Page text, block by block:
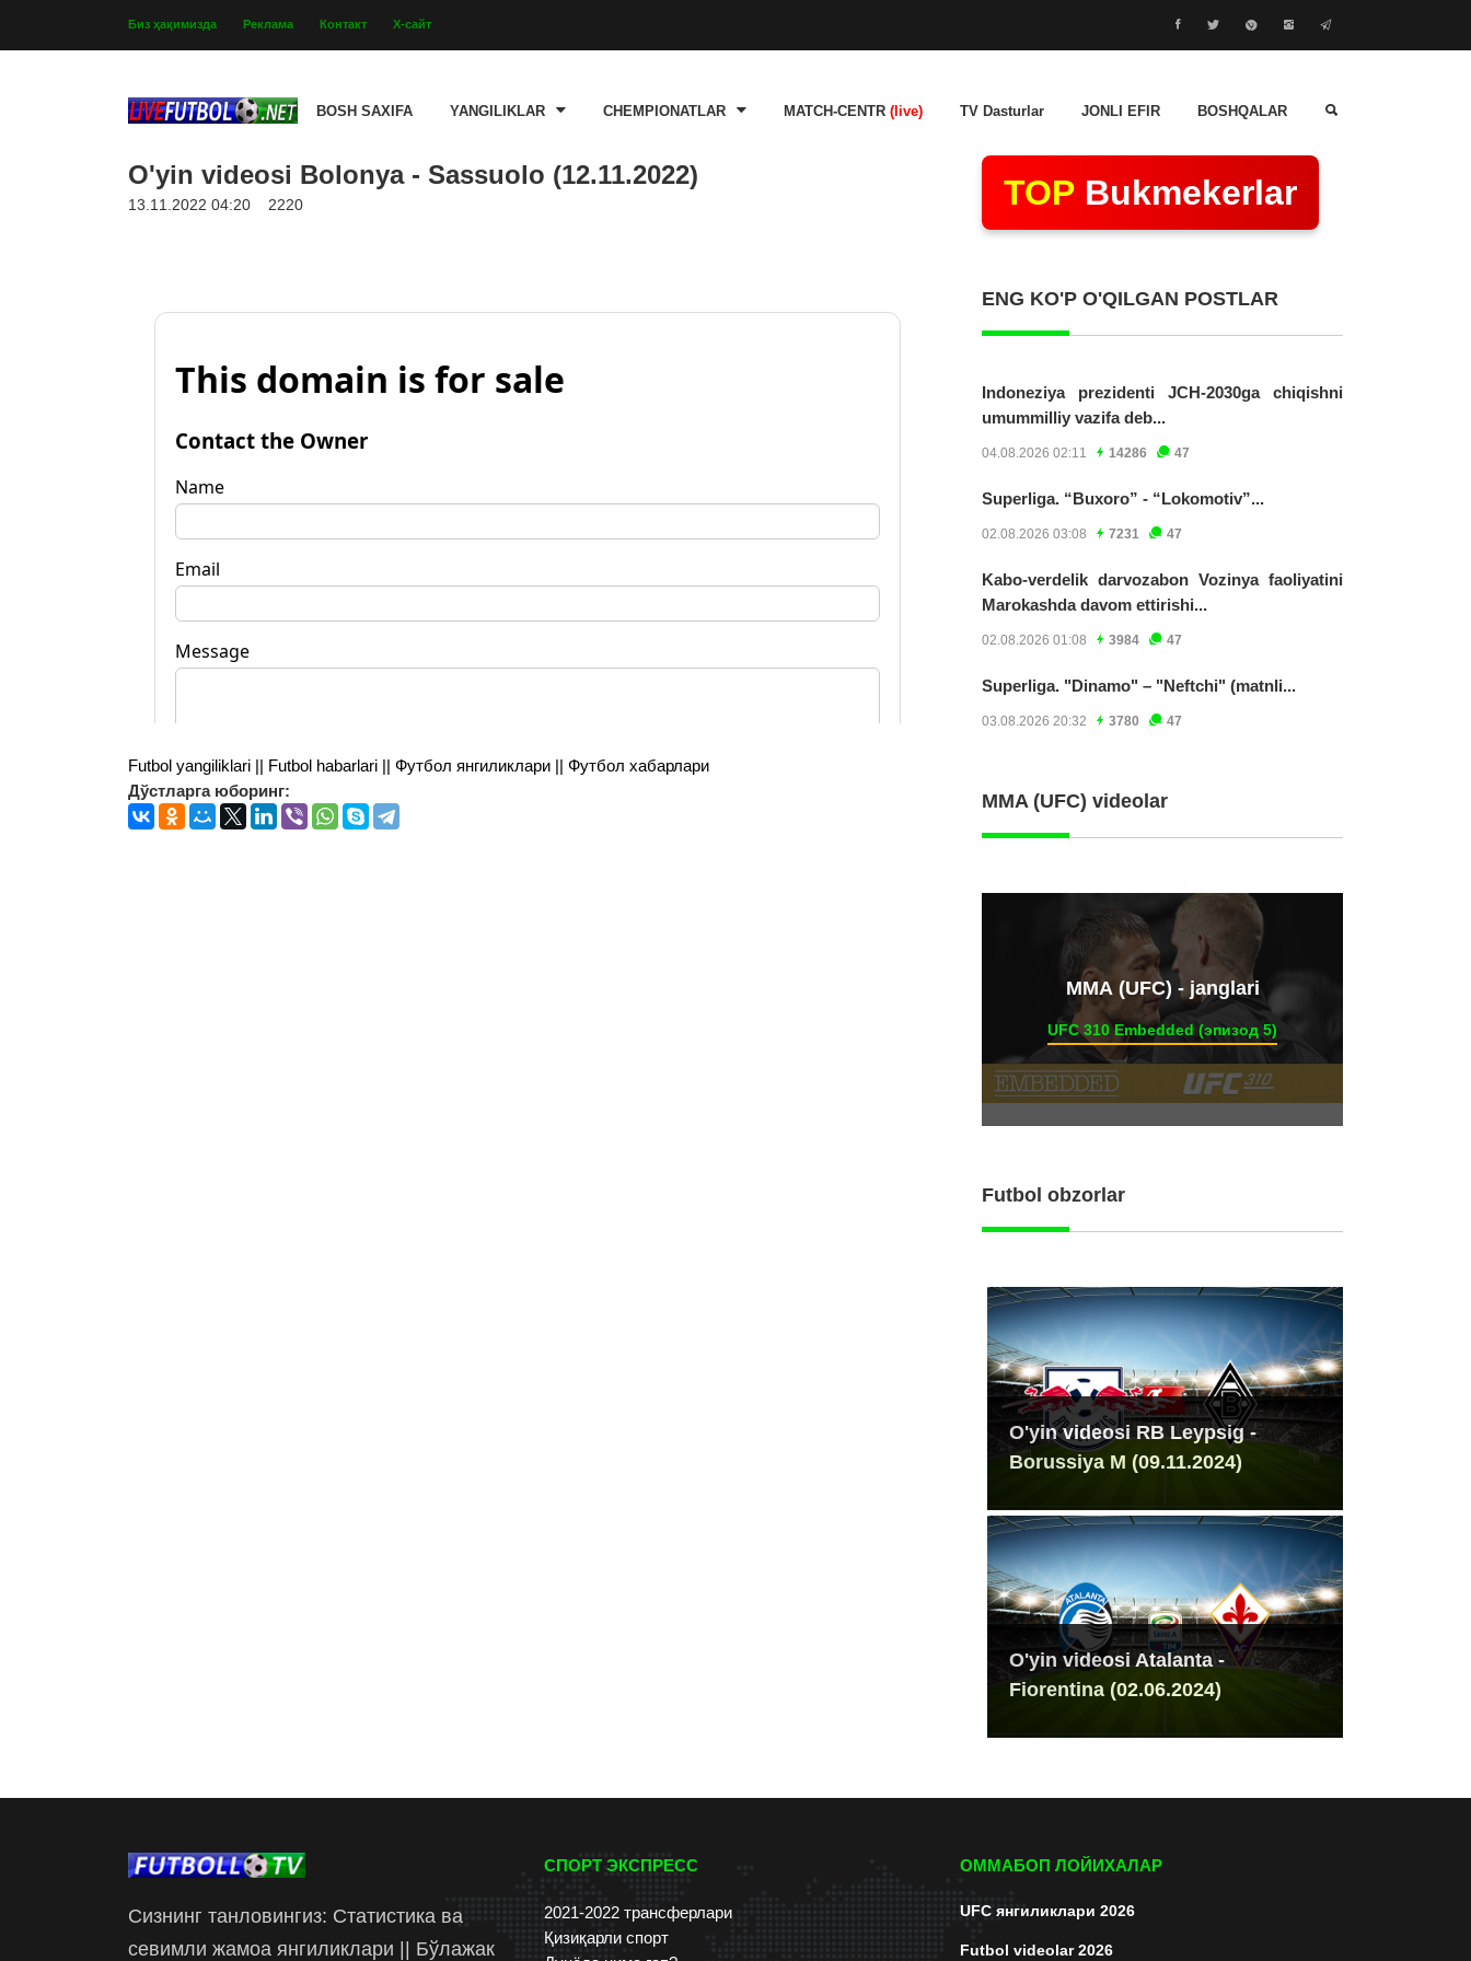
Биз ҳақимизда Реклама Контакт Х-сайт
BOSH SAXIFA YANGILIKLAR CHEMPIONATLAR MATCH-CENTR (live) TV Dasturlar JONLI EFIR BOSHQALAR
O'yin videosi Bolonya - Sassuolo (12.11.2022)
13.11.2022 04:20 2220
Futbol yangiliklari || Futbol habarlari || Футбол янгиликлари || Футбол хабарлари
Дўстларга юборинг:
TOP Bukmekerlar
ENG KO'P O'QILGAN POSTLAR
Indoneziya prezidenti JCH-2030ga chiqishni
umummilliy vazifa deb...
04.08.2026 02:11 14286 47
Superliga. “Buxoro” - “Lokomotiv”...
02.08.2026 03:08 7231 47
Kabo-verdelik darvozabon Vozinya faoliyatini
Marokashda davom ettirishi...
02.08.2026 01:08 3984 47
Superliga. "Dinamo" – "Neftchi" (matnli...
03.08.2026 20:32 3780 47
MMA (UFC) videolar
ММА (UFC) - janglari
UFC 310 Embedded (эпизод 5)
Futbol obzorlar
O'yin videosi RB Leypsig -
Borussiya M (09.11.2024)
O'yin videosi Atalanta -
Fiorentina (02.06.2024)
Сизнинг танловингиз: Статистика ва
севимли жамоа янгиликлари || Бўлажак
СПОРТ ЭКСПРЕСС
2021-2022 трансферлари
Қизиқарли спорт
ОММАБОП ЛОЙИХАЛАР
UFC янгиликлари 2026
Futbol videolar 2026